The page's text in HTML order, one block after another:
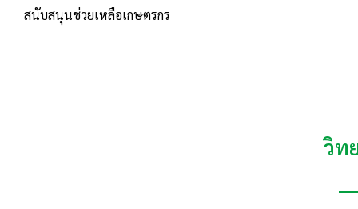
สนับสนุนช่วยเหลือเกษตรกร
วิท